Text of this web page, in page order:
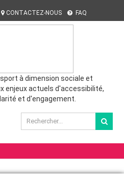
CONTACTEZ-NOUS FAQ
à dimension sociale et
enjeux actuels d'accessibilité,
et d'engagement.